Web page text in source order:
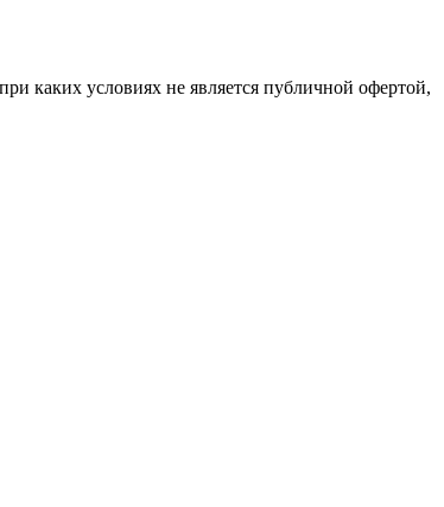
каких условиях не является публичной офертой,